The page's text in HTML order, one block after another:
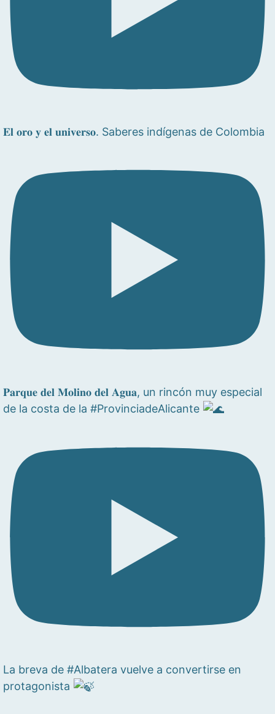
𝐄𝐥 𝐨𝐫𝐨 𝐲 𝐞𝐥 𝐮𝐧𝐢𝐯𝐞𝐫𝐬𝐨. Saberes indígenas de Colombia
𝐏𝐚𝐫𝐪𝐮𝐞 𝐝𝐞𝐥 𝐌𝐨𝐥𝐢𝐧𝐨 𝐝𝐞𝐥 𝐀𝐠𝐮𝐚, un rincón muy especial
de la costa de la #ProvinciadeAlicante
La breva de #Albatera vuelve a convertirse en
protagonista